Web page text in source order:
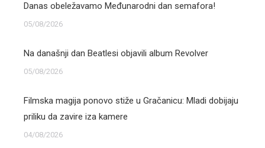
Danas obeležavamo Međunarodni dan semafora!
05/08/2026
Na današnji dan Beatlesi objavili album Revolver
05/08/2026
Filmska magija ponovo stiže u Gračanicu: Mladi dobijaju
priliku da zavire iza kamere
04/08/2026